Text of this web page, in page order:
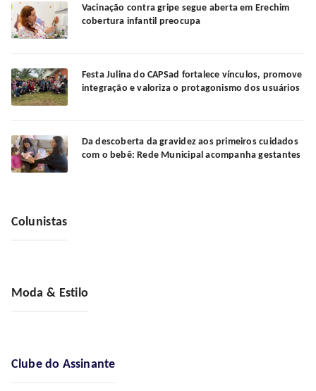
Vacinação contra gripe segue aberta em Erechim
cobertura infantil preocupa
Festa Julina do CAPSad fortalece vínculos, promove
integração e valoriza o protagonismo dos usuários
Da descoberta da gravidez aos primeiros cuidados
com o bebê: Rede Municipal acompanha gestantes
Colunistas
Moda & Estilo
Clube do Assinante